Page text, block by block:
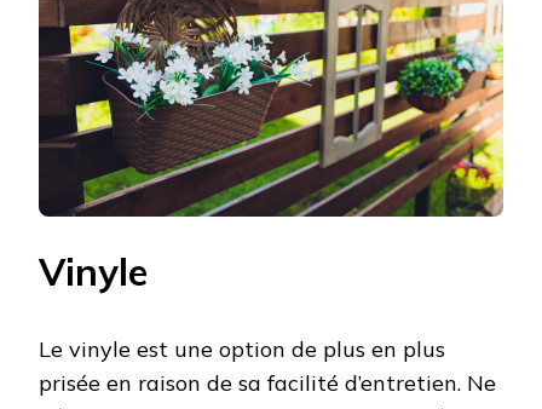
Vinyle
Le vinyle est une option de plus en plus
prisée en raison de sa facilité d’entretien. Ne